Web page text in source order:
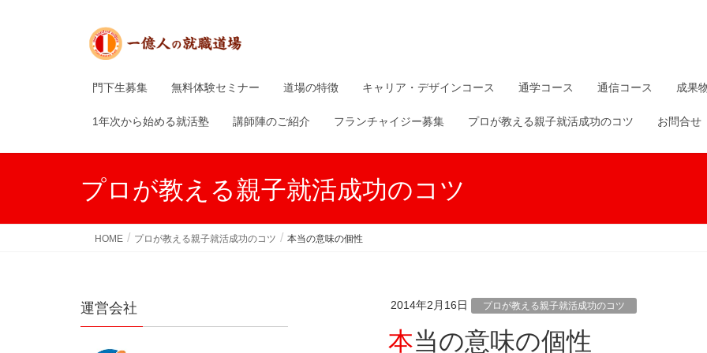
門下生募集 無料体験セミナー 道場の特徴 キャリア・デザインコース 通学コース 通信コース 成果
1年次から始める就活塾 講師陣のご紹介 フランチャイジー募集 プロが教える親子就活成功のコツ お問合せ
プロが教える親子就活成功のコツ
HOME プロが教える親子就活成功のコツ 本当の意味の個性
2014年2月16日 プロが教える親子就活成功のコツ
本当の意味の個性
運営会社